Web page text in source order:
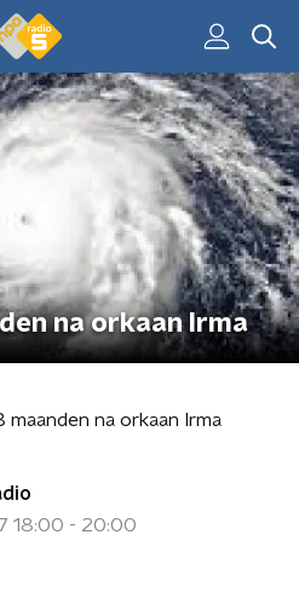
na orkaan Irma
maanden na orkaan Irma
18:00 - 20:00